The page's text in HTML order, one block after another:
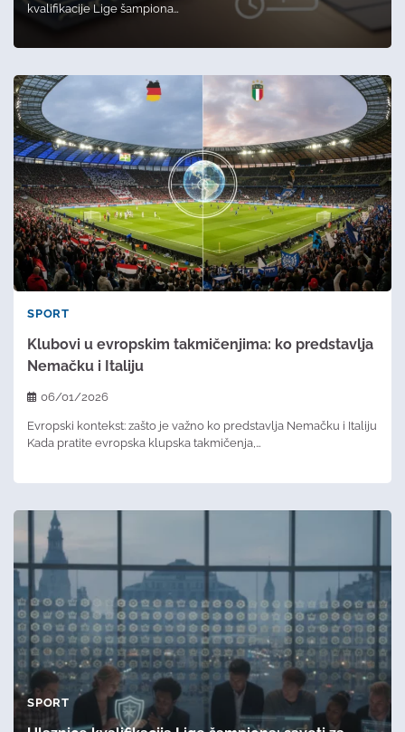
kvalifikacije Lige šampiona…
SPORT
Klubovi u evropskim takmičenjima: ko predstavlja
Nemačku i Italiju
06/01/2026
Evropski kontekst: zašto je važno ko predstavlja Nemačku i Italiju
Kada pratite evropska klupska takmičenja,…
SPORT